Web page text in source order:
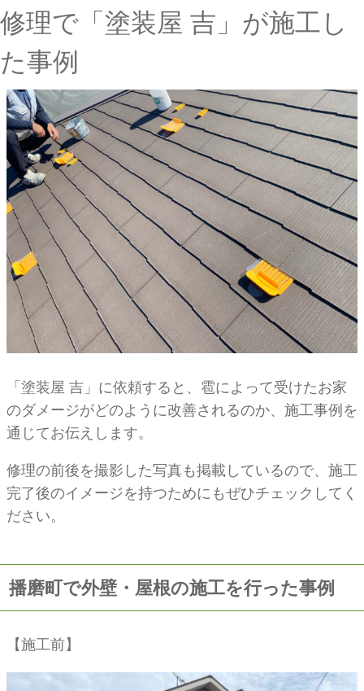
修理で「塗装屋 吉」が施工し
た事例
「塗装屋 吉」に依頼すると、雹によって受けたお家
のダメージがどのように改善されるのか、施工事例を
通じてお伝えします。
修理の前後を撮影した写真も掲載しているので、施工
完了後のイメージを持つためにもぜひチェックしてく
ださい。
播磨町で外壁・屋根の施工を行った事例
【施工前】